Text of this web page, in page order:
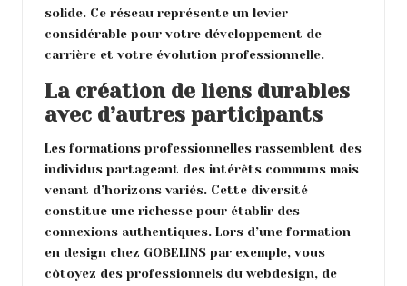
solide. Ce réseau représente un levier
considérable pour votre développement de
carrière et votre évolution professionnelle.
La création de liens durables
avec d’autres participants
Les formations professionnelles rassemblent des
individus partageant des intérêts communs mais
venant d’horizons variés. Cette diversité
constitue une richesse pour établir des
connexions authentiques. Lors d’une formation
en design chez GOBELINS par exemple, vous
côtoyez des professionnels du webdesign, de